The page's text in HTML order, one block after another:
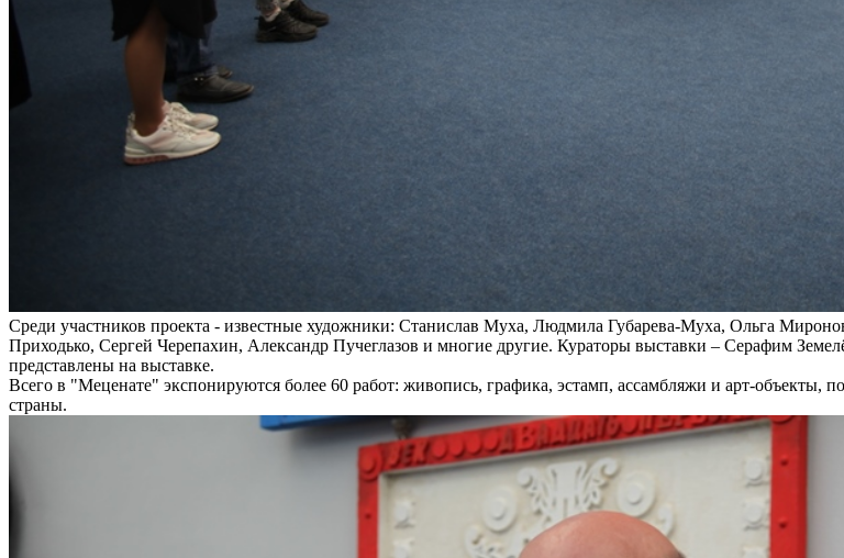
Среди участников проекта - известные художники: Станислав Муха, Людмила Губарева-Муха, Ольга
Приходько, Сергей Черепахин, Александр Пучеглазов и многие другие. Кураторы выставки – Серафим
представлены на выставке.
Всего в "Меценате" экспонируются более 60 работ: живопись, графика, эстамп, ассамбляжи и арт-объекты,
страны.